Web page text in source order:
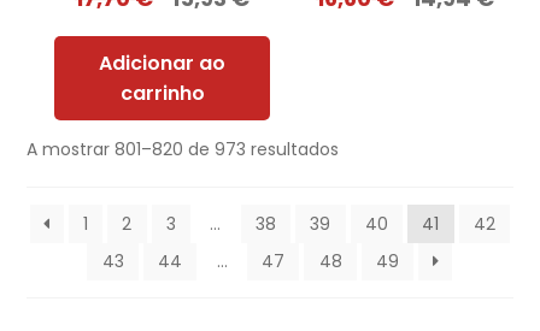
Adicionar ao
carrinho
A mostrar 801–820 de 973 resultados
1 2 3 … 38 39 40 41
42
43
44 … 47 48 49